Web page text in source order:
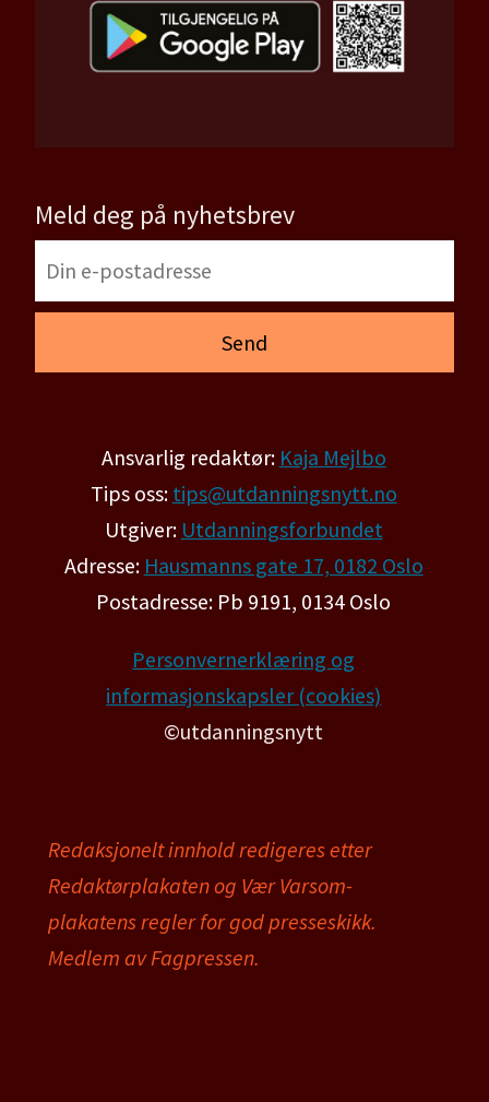
Meld deg på nyhetsbrev
Ansvarlig redaktør: Kaja Mejlbo
Tips oss: tips@utdanningsnytt.no
Utgiver: Utdanningsforbundet
Adresse: Hausmanns gate 17, 0182 Oslo
Postadresse: Pb 9191, 0134 Oslo
Personvernerklæring og
informasjonskapsler (cookies)
©utdanningsnytt
Redaksjonelt innhold redigeres etter
Redaktørplakaten og Vær Varsom-
plakatens regler for god presseskikk.
Medlem av Fagpressen.